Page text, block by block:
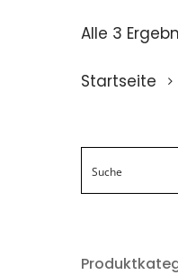
Alle 3
Startseite